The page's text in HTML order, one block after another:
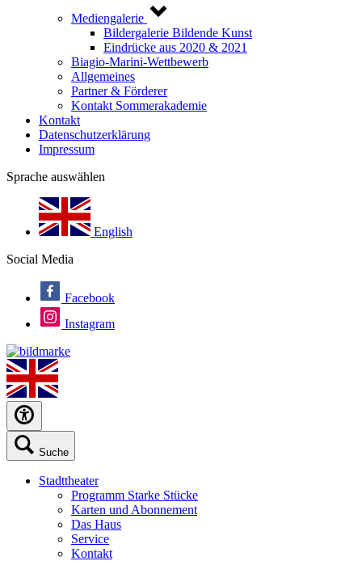
Mediengalerie
Bildergalerie Bildende Kunst
Eindrücke aus 2020 & 2021
Biagio-Marini-Wettbewerb
Allgemeines
Partner & Förderer
Kontakt Sommerakademie
Kontakt
Datenschutzerklärung
Impressum
Sprache auswählen
English
Social Media
Facebook
Instagram
Suche
Stadttheater
Programm Starke Stücke
Karten und Abonnement
Das Haus
Service
Kontakt